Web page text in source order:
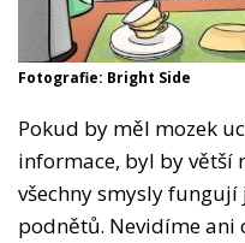
Fotografie: Bright Side
Pokud by měl mozek
informace, byl by větší
všechny smysly
podnětů. Nevidíme ani